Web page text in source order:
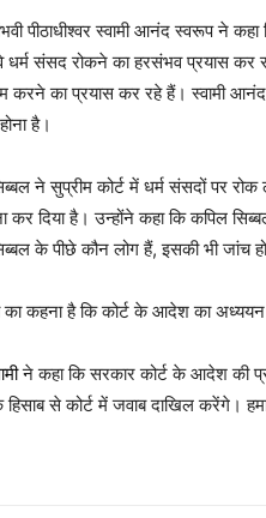
पीठाधीश्वर स्वामी आनंद स्वरूप ने कहा
धर्म संसद रोकने का हरसंभव प्रयास
करने का प्रयास कर रहे हैं। स्वामी
है।
ने सुप्रीम कोर्ट में धर्म संसदों पर
कर दिया है। उन्होंने कहा कि कपिल
के पीछे कौन लोग हैं, इसकी भी जांच
का कहना है कि कोर्ट के आदेश का
ने कहा कि सरकार कोर्ट के आदेश की
से कोर्ट में जवाब दाखिल करेंगे।